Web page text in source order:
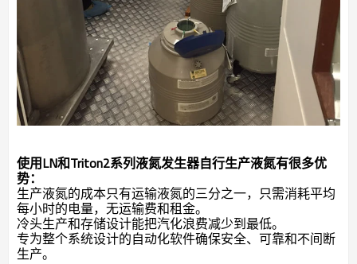
使用LN和Triton2系列液氮发生器自行生产液氮有很多优
势：
生产液氮的成本只有运输液氮的三分之一，只需消耗平均
每小时的电量，无运输费和租金。
冷头生产和存储设计能把汽化浪费减少到最低。
专为整个系统设计的自动化软件确保安全、可靠和不间断
生产。